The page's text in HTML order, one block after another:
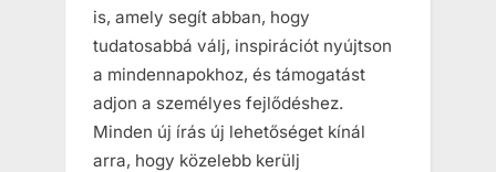
is, amely segít abban, hogy
tudatosabbá válj, inspirációt nyújtson
a mindennapokhoz, és támogatást
adjon a személyes fejlődéshez.
Minden új írás új lehetőséget kínál
arra, hogy közelebb kerülj